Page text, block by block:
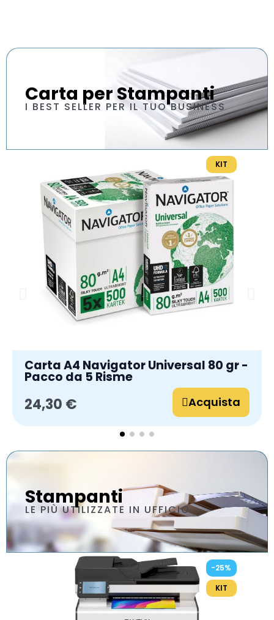
Carta per Stampanti
I BEST SELLER PER IL TUO BUSINESS
KIT
Carta A4 Navigator Universal 80 gr -
Pacco da 5 Risme
24,30 € Acquista
Stampanti
LE PIÙ UTILIZZATE IN UFFICIO
-25%
KIT